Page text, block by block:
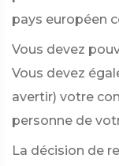
pays européen
Vous devez
Vous devez
avertir) votre
personne de
La décision de